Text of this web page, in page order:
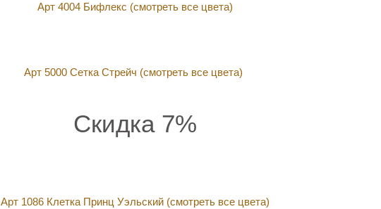
Арт 4004 Бифлекс (смотреть все цвета)
Арт 5000 Сетка Стрейч (смотреть все цвета)
Скидка 7%
Арт 1086 Клетка Принц Уэльский (смотреть все цвета)